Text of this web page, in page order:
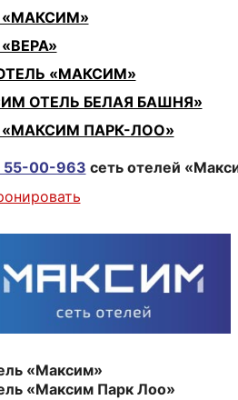
«МАКСИМ»
«МАКСИМ»
ОТЕЛЬ БЕЛАЯ БАШНЯ»
«МАКСИМ ПАРК-ЛОО»
55-00-963 сеть отелей
«Максим»
«Максим Парк Лоо»